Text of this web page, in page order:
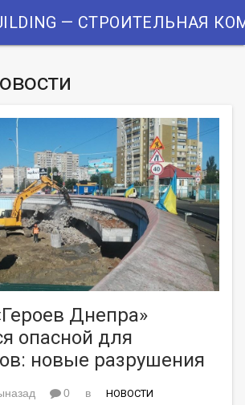
— СТРОИТЕЛЬНАЯ
Днепра»
опасной для
новые разрушения
0 в НОВОСТИ